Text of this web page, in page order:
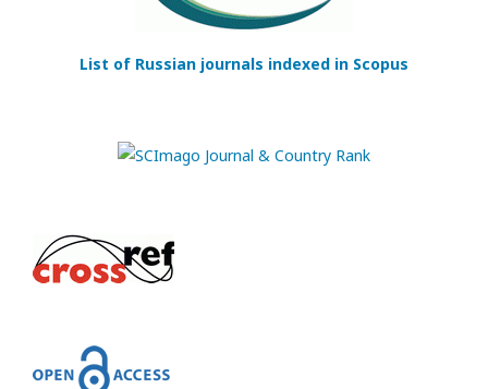
List of Russian journals indexed in Scopus